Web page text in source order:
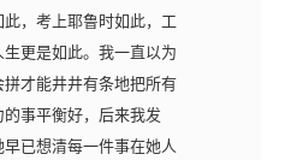
此，考上耶鲁时如此，工
更是如此。我一直以为
拼才能井井有条地把所有
事平衡好，后来我发
已想清每一件事在她人